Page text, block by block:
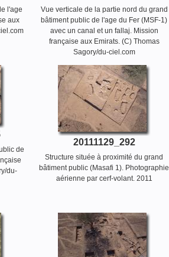
l'age
aux
Vue verticale de la partie nord du grand
bâtiment public de l'age du Fer (MSF-1)
avec un canal et un fallaj. Mission
française aux Emirats. (C) Thomas
Sagory/du-ciel.com
de
du-
20111129_292
Structure située à proximité du grand
bâtiment public (Masafi 1). Photographie
aérienne par cerf-volant. 2011